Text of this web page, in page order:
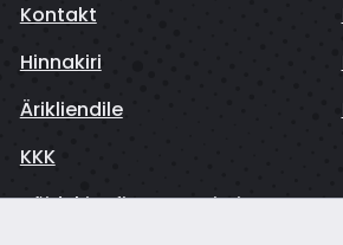
Kontakt
Hinnakiri
Ärikliendile
KKK
Sõidukite finantseerimine